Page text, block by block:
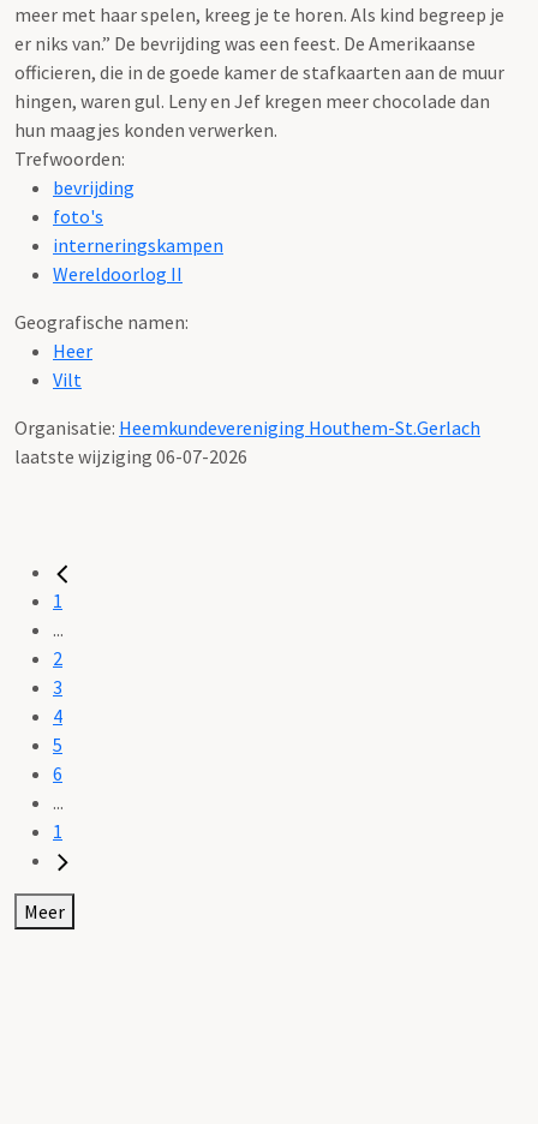
meer met haar spelen, kreeg je te horen. Als kind begreep je
er niks van.” De bevrijding was een feest. De Amerikaanse
officieren, die in de goede kamer de stafkaarten aan de muur
hingen, waren gul. Leny en Jef kregen meer chocolade dan
hun maagjes konden verwerken.
Trefwoorden:
bevrijding
foto's
interneringskampen
Wereldoorlog II
Geografische namen:
Heer
Vilt
Organisatie: Heemkundevereniging Houthem-St.Gerlach
laatste wijziging 06-07-2026
1
...
2
3
4
5
6
...
1
Meer